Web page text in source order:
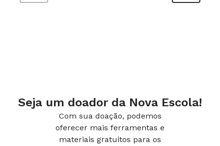
Seja um doador da Nova Escola!
Com sua doação, podemos
oferecer mais ferramentas e
materiais gratuitos para os